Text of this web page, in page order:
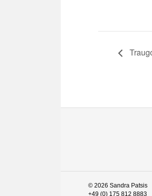
© 2026 Sandra Patsis
+49 (0) 175 812 8883